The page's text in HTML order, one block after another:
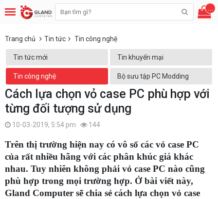
...
Trang chủ Tin tức Tin công nghệ
Tin tức mới Tin khuyến mại
Tin công nghệ Bộ sưu tập PC Modding
Cách lựa chọn vỏ case PC phù hợp với
từng đối tượng sử dụng
10-03-2019, 5:54 pm 144
Trên thị trường hiện nay có vô số các vỏ case PC
của rất nhiều hãng với các phân khúc giá khác
nhau. Tuy nhiên không phải vỏ case PC nào cũng
phù hợp trong mọi trường hợp. Ở bài viết này,
Gland Computer sẽ chia sẻ cách lựa chọn vỏ case